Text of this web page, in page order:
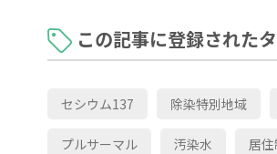
この記事に登録された
セシウム137 除染特別地域
プルサーマル 汚染水 居